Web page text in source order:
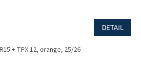
DETAIL
+ TPX 12, orange, 25/26